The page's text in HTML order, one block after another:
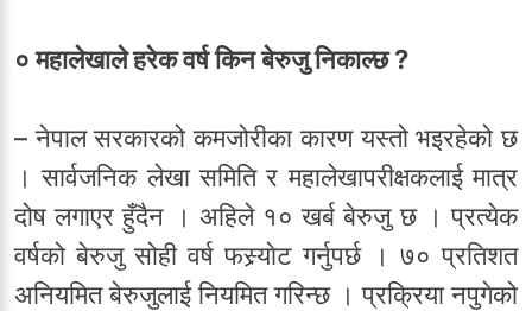
० महालेखाले हरेक वर्ष किन बेरुजु निकाल्छ ?
– नेपाल सरकारको कमजोरीका कारण यस्तो भइरहेको छ
। सार्वजनिक लेखा समिति र महालेखापरीक्षकलाई मात्र
दोष लगाएर हुँदैन । अहिले १० खर्ब बेरुजु छ । प्रत्येक
वर्षको बेरुजु सोही वर्ष फस्र्याेट गर्नुपर्छ । ७० प्रतिशत
अनियमित बेरुजुलाई नियमित गरिन्छ । प्रक्रिया नपुगेको